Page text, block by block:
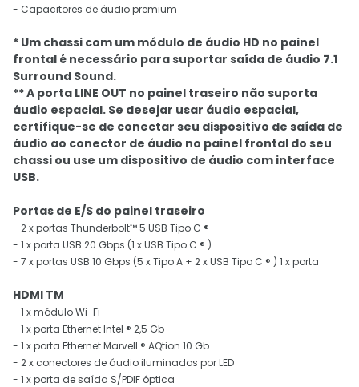
- Capacitores de áudio premium
* Um chassi com um módulo de áudio HD no painel
frontal é necessário para suportar saída de áudio 7.1
Surround Sound.
** A porta LINE OUT no painel traseiro não suporta
áudio espacial. Se desejar usar áudio espacial,
certifique-se de conectar seu dispositivo de saída de
áudio ao conector de áudio no painel frontal do seu
chassi ou use um dispositivo de áudio com interface
USB.
Portas de E/S do painel traseiro
- 2 x portas Thunderbolt™ 5 USB Tipo C ®
- 1 x porta USB 20 Gbps (1 x USB Tipo C ® )
- 7 x portas USB 10 Gbps (5 x Tipo A + 2 x USB Tipo C ® ) 1 x porta
HDMI TM
- 1 x módulo Wi-Fi
- 1 x porta Ethernet Intel ® 2,5 Gb
- 1 x porta Ethernet Marvell ® AQtion 10 Gb
- 2 x conectores de áudio iluminados por LED
- 1 x porta de saída S/PDIF óptica